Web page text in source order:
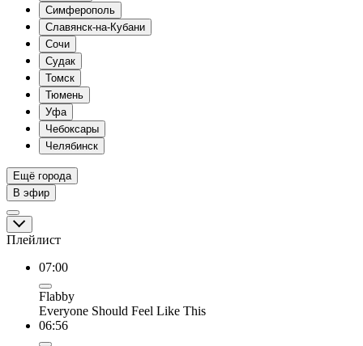
Симферополь
Славянск-на-Кубани
Сочи
Судак
Томск
Тюмень
Уфа
Чебоксары
Челябинск
Ещё города
В эфир
Плейлист
07:00
Flabby
Everyone Should Feel Like This
06:56